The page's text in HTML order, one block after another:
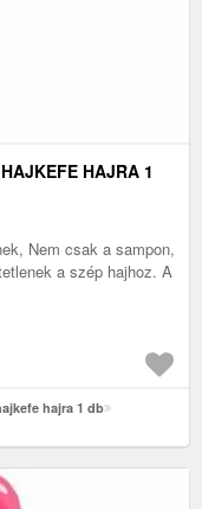
HAJRA 1
Nem csak a sampon,
a szép hajhoz. A
hajra 1 db